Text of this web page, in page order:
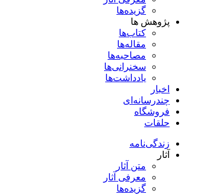
گزیده‌ها
پژوهش ها
کتاب‌ها
مقاله‌ها
مصاحبه‌ها
سخنرانی‌ها
یادداشت‌ها
اخبار
چندرسانه‌ای
فروشگاه
حلقات
زندگی‌نامه
آثار
متن آثار
معرفی آثار
گزیده‌ها